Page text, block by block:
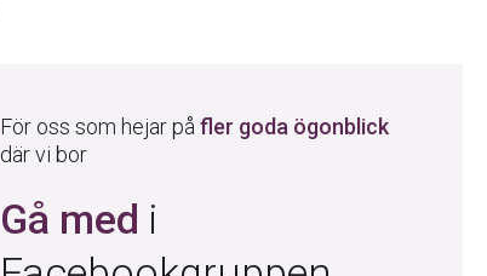
För oss som hejar påfler goda ögonblick
där vi bor
Gå med i